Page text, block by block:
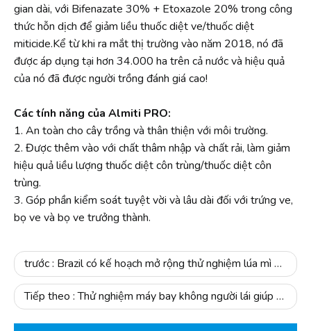
gian dài, với Bifenazate 30% + Etoxazole 20% trong công
thức hỗn dịch để giảm liều thuốc diệt ve/thuốc diệt
miticide.Kể từ khi ra mắt thị trường vào năm 2018, nó đã
được áp dụng tại hơn 34.000 ha trên cả nước và hiệu quả
của nó đã được người trồng đánh giá cao!
Các tính năng của Almiti PRO:
1. An toàn cho cây trồng và thân thiện với môi trường.
2. Được thêm vào với chất thâm nhập và chất rải, làm giảm
hiệu quả liều lượng thuốc diệt côn trùng/thuốc diệt côn
trùng.
3. Góp phần kiểm soát tuyệt vời và lâu dài đối với trứng ve,
bọ ve và bọ ve trưởng thành.
trước : Brazil có kế hoạch mở rộng thử nghiệm lúa mì biến đổi gen, cần khoảng bốn năm thời gian nghiên cứu
Tiếp theo :Thử nghiệm máy bay không người lái giúp nhắm mục tiêu thuốc diệt cỏ và cải thiện chất lượng nước